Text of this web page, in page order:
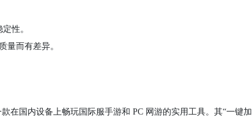
性。
量而有差异。
国内设备上畅玩国际服手游和 PC 网游的实用工具。其“一键加